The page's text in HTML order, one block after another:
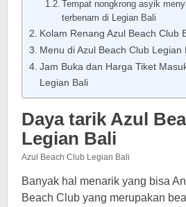
Tempat nongkrong asyik
terbenam di Legian Bali
Kolam Renang Azul Beach Club
Menu di Azul Beach Club Legian
Jam Buka dan Harga Tiket
Legian Bali
Daya tarik Azul
Legian Bali
Azul Beach Club Legian Bali
Banyak hal menarik yang bisa
Beach Club yang merupakan